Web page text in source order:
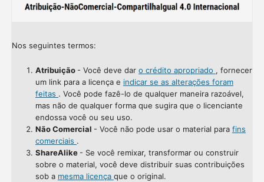
Nos seguintes termos:
Atribuição - Você deve dar o crédito apropriado , fornecer
um link para a licença e indicar se as alterações foram
feitas . Você pode fazê-lo de qualquer maneira razoável,
mas não de qualquer forma que sugira que o licenciante
endossa você ou seu uso.
Não Comercial - Você não pode usar o material para fins
comerciais .
ShareAlike - Se você remixar, transformar ou construir
sobre o material, você deve distribuir suas contribuições
sob a mesma licença que o original.